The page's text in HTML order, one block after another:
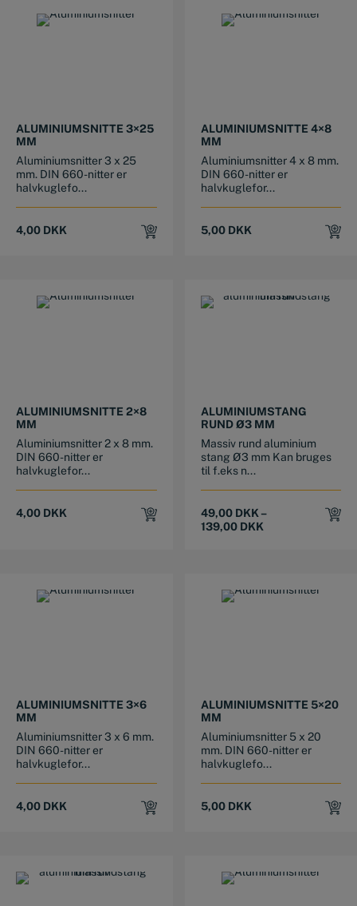
ALUMINIUMSNITTE 3×25
MM
Aluminiumsnitter 3 x 25
mm. DIN 660-nitter er
halvkuglefo...
4,00 DKK
ALUMINIUMSNITTE 4×8
MM
Aluminiumsnitter 4 x 8 mm.
DIN 660-nitter er
halvkuglefor...
5,00 DKK
ALUMINIUMSNITTE 2×8
MM
Aluminiumsnitter 2 x 8 mm.
DIN 660-nitter er
halvkuglefor...
4,00 DKK
ALUMINIUMSTANG
RUND Ø3 MM
Massiv rund aluminium
stang Ø3 mm Kan bruges
til f.eks n...
49,00 DKK –
139,00 DKK
ALUMINIUMSNITTE 3×6
MM
Aluminiumsnitter 3 x 6 mm.
DIN 660-nitter er
halvkuglefor...
4,00 DKK
ALUMINIUMSNITTE 5×20
MM
Aluminiumsnitter 5 x 20
mm. DIN 660-nitter er
halvkuglefo...
5,00 DKK